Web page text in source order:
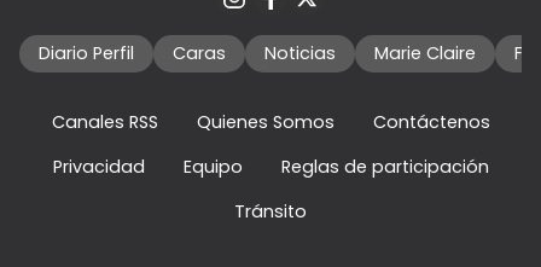
Diario Perfil Caras Noticias Marie Claire
Canales RSS Quienes Somos
Contáctenos
Privacidad
Equipo
Reglas de participación
Tránsito